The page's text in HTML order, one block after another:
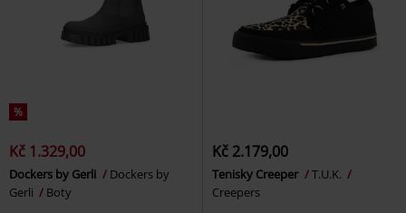
%
Kč 1.329,00
Dockers by Gerli
Dockers by
Gerli
Boty
Kč 2.179,00
Tenisky Creeper
T.U.K.
Creepers